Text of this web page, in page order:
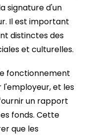
signature d'un
Il est important
distinctes des
et culturelles.
fonctionnement
et les
un rapport
fonds. Cette
que les